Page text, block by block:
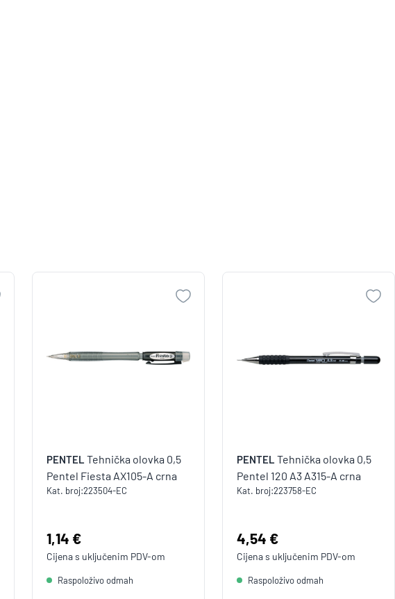
PENTEL Tehnička olovka 0,5
Pentel Fiesta AX105-A crna
Kat. broj:223504-EC
Cijena:
1,14 €
Cijena s uključenim PDV-om
Raspoloživo odmah
PENTEL Tehnička olovka 0,5
Pentel 120 A3 A315-A crna
Kat. broj:223758-EC
Cijena:
4,54 €
Cijena s uključenim PDV-om
Raspoloživo odmah